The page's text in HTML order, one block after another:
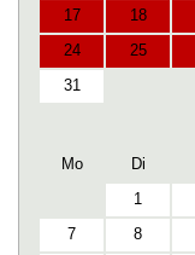
17
18
24
25
31
Mo
Di
1
7
8